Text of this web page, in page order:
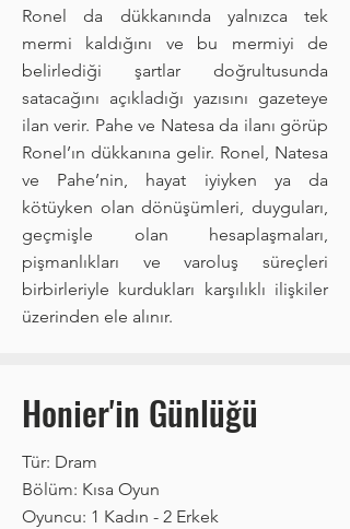
Ronel da dükkanında yalnızca tek
mermi kaldığını ve bu mermiyi de
belirlediği şartlar doğrultusunda
satacağını açıkladığı yazısını gazeteye
ilan verir. Pahe ve Natesa da ilanı görüp
Ronel’ın dükkanına gelir. Ronel, Natesa
ve Pahe’nin, hayat iyiyken ya da
kötüyken olan dönüşümleri, duyguları,
geçmişle olan hesaplaşmaları,
pişmanlıkları ve varoluş süreçleri
birbirleriyle kurdukları karşılıklı ilişkiler
üzerinden ele alınır.
Honier'in Günlüğü
Tür: Dram
Bölüm: Kısa Oyun
Oyuncu: 1 Kadın - 2 Erkek